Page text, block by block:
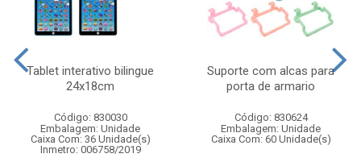
Tablet interativo bilingue
24x18cm
Código: 830030
Embalagem: Unidade
Caixa Com: 36 Unidade(s)
Inmetro: 006758/2019
Suporte com alcas para
porta de armario
Código: 830624
Embalagem: Unidade
Caixa Com: 60 Unidade(s)